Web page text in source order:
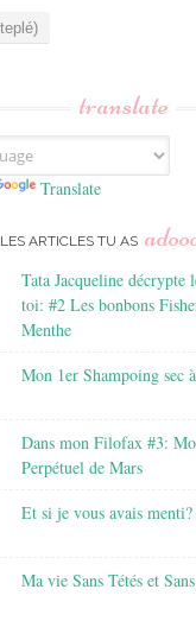
translate
Translate
LES ARTICLES TU AS
Tata Jacqueline décrypte
toi: #2 Les bonbons
Menthe
Mon 1er Shampoing sec
Dans mon Filofax #3:
Perpétuel de Mars
Et si je vous avais menti?
Ma vie Sans Tétés et